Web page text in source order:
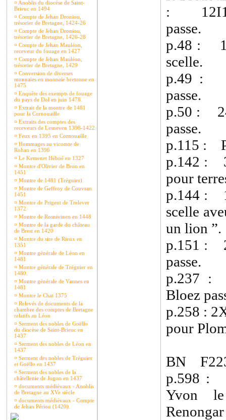
¤ Anoblis du diocèse de Saint-
Brieuc en 1494
¤ Compte de Jehan Droniou,
trésorier de Bretagne, 1424-26
¤ Compte de Jehan Droniou,
trésorier de Bretagne, 1426-28
¤ Compte de Jehan Mauléon,
receveur du fouage en 1427
¤ Compte de Jehan Mauléon,
trésorier de Bretagne, 1429
¤ Conversion de diverses
monnaies en monnaie bretonne en
1475
¤ Enquête des exempts de fouage
du pays de Dol en juin 1478.
¤ Extrait de la montre de 1481
pour la Cornouaille
¤ Extraits des comptes des
receveurs de Lesneven 1398-1422
¤ Feux en 1395 en Cornouaille
¤ Hommages au vicomte de
Rohan en 1396
¤ Le Kemenet Héboé en 1327
¤ Montre d'Olivier de Bron en
1451
¤ Montre de 1481 (Tréguier)
¤ Montre de Geffroy de Couvran
1451
¤ Montre de Prigent de Trelever
1372
¤ Montre de Rosnivinen en 1448
¤ Montre de la garde du château
de Brest en 1420
¤ Montre du sire de Rieux en
1351
¤ Montre générale de Léon en
1481
¤ Montre générale de Tréguier en
1480.
¤ Montre générale de Vannes en
1481
¤ Montre le Chat 1375
¤ Relevés de documents de la
chambre des comptes de Bretagne
relatifs au Léon
¤ Serment des nobles de Goëllo
du diocèse de Saint-Brieuc en
1437
¤ Serment des nobles de Léon en
1437
¤ Serment des nobles de Tréguier
et Goëllo en 1437
¤ Serment des nobles de la
châtellenie de Jugon en 1437
¤ documents médiévaux - Anoblis
de Bretagne au XVe siècle
¤ documents médiévaux - Compte
de Jehan Périou (1420).
:
passe.
p.48 :
scelle.
p.49 :
passe.
p.50 :
passe.
p.115 :
p.142 :
pour
p.144 :
scelle
un lion ”.
p.151 :
passe.
p.237 :
Bloez
p.258 :
pour
BN
p.598 :
Yvon